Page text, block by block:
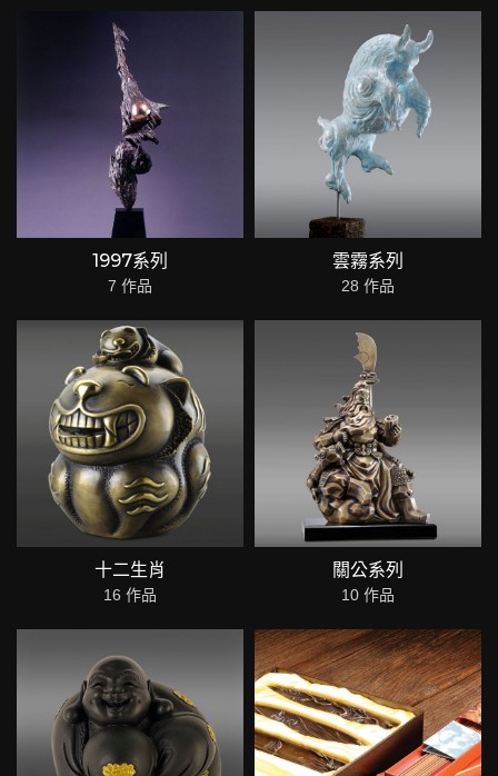
1997系列
7 作品
雲霧系列
28 作品
十二生肖
16 作品
關公系列
10 作品